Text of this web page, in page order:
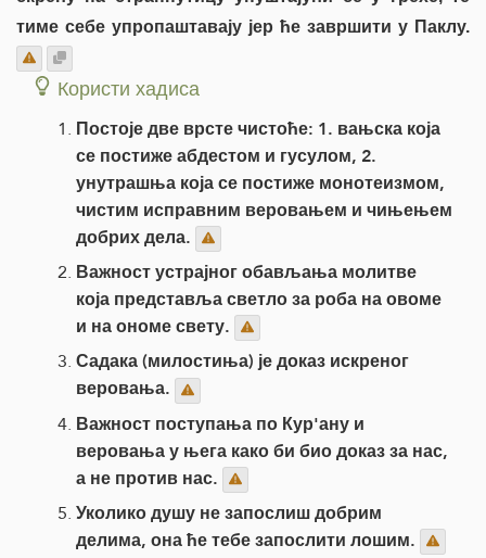
тиме себе упропаштавају јер ће завршити у Паклу.
Користи хадиса
Постоје две врсте чистоће: 1. вањска која
се постиже абдестом и гусулом, 2.
унутрашња која се постиже монотеизмом,
чистим исправним веровањем и чињењем
добрих дела.
Важност устрајног обављања молитве
која представља светло за роба на овоме
и на ономе свету.
Садака (милостиња) је доказ искреног
веровања.
Важност поступања по Кур'ану и
веровања у њега како би био доказ за нас,
а не против нас.
Уколико душу не запослиш добрим
делима, она ће тебе запослити лошим.